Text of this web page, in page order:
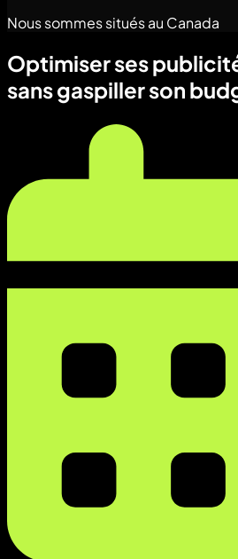
Nous sommes situés au Canada
Optimiser ses
sans gaspiller son